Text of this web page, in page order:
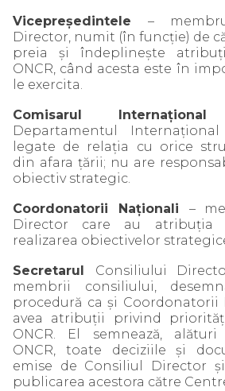
Vicepreședintele –
Director, numit (în funcție) de
preia și îndeplinește
ONCR, când acesta este în
le exercita.
Comisarul Internațional
Departamentul
legate de relația cu orice
din afara țării; nu are
obiectiv strategic.
Coordonatorii Naționali –
Director care au atribuția
realizarea obiectivelor
Secretarul Consiliului
membrii consiliului,
procedură ca și Coordonatorii
avea atribuții privind
ONCR. El semnează,
ONCR, toate deciziile și
emise de Consiliul Director
publicarea acestora către